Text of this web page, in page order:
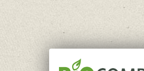
Jump to navigation